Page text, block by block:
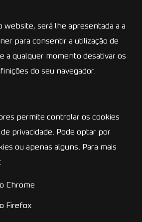
website, será lhe apresentada a a
para consentir a utilização de
a qualquer momento desativar os
do seu navegador.
permite controlar os cookies
privacidade. Pode optar por
ou apenas alguns. Para mais
Chrome
Firefox